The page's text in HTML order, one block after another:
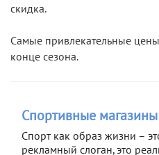
скидка.
Самые привлекательные
конце сезона.
Спортивные
Спорт как образ жизни –
рекламный слоган, это